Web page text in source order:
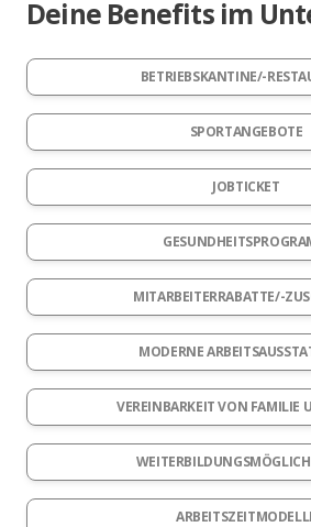
Deine Benefits im
BETRIEBSKANTINE/-
SPORTANGEBOTE
JOBTICKET
MITARBEITERRABATTE/-
MODERNE
VEREINBARKEIT VON FAMILIE